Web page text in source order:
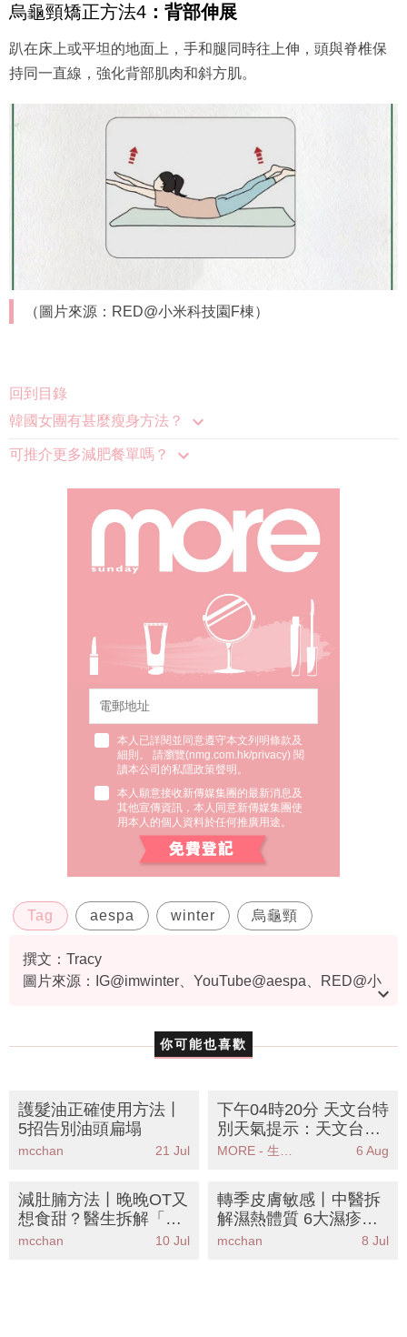
烏龜頸矯正方法4 ： 背部伸展
趴在床上或平坦的地面上，手和腿同時往上伸，頭與脊椎保
持同一直線，強化背部肌肉和斜方肌。
（圖片來源：RED@小米科技園F棟）
回到目錄
韓國女團有甚麼瘦身方法？
可推介更多減肥餐單嗎？
本人已詳閱並同意遵守本文列明條款及
細則。 請瀏覽(nmg.com.hk/privacy) 閱
讀本公司的私隱政策聲明。
本人願意接收新傳媒集團的最新消息及
其他宣傳資訊，本人同意新傳媒集團使
用本人的個人資料於任何推廣用途。
Tag aespa winter 烏龜頸
撰文：Tracy
圖片來源：IG@imwinter、YouTube@aespa、RED@小
你可能也喜歡
護髮油正確使用方法丨
5招告別油頭扁塌
mcchan 21 Jul
下午04時20分 天文台特
別天氣提示：天文台提
醒高溫天氣持續市民需
6 Aug
減肚腩方法丨晚晚OT又
想食甜？醫生拆解「壓
力型小腹」5大無痛減
mcchan 10 Jul
轉季皮膚敏感丨中醫拆
解濕熱體質 6大濕疹戒
口食物清單+潤燥糖水
mcchan 8 Jul